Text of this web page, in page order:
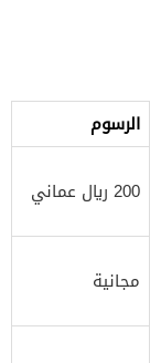
الرسوم
200 ريال عماني
مجانية